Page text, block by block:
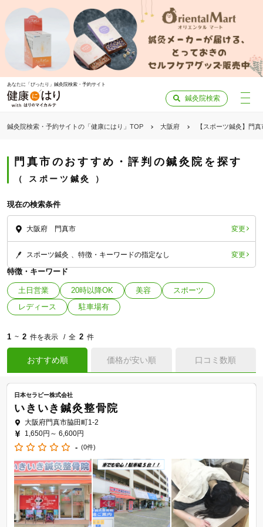
あなたに「ぴったり」鍼灸院検索・予約サイト
鍼灸院検索
鍼灸院検索・予約サイトの「健康にはり」TOP 大阪府 【スポーツ鍼灸】門
門真市のおすすめ・評判の鍼灸院を探す
スポーツ鍼灸
現在の検索条件
大阪府 門真市 変更
スポーツ鍼灸 特徴・キーワードの指定なし 変更
特徴・キーワード
土日営業 20時以降OK 美容
スポーツ
レディース
駐車場有
1 ~ 2 件を表示 全 2 件
おすすめ順 価格が安い順 口コミ数順
日本セラピー株式会社
いきいき鍼灸整骨院
大阪府門真市脇田町1-2
1,650円～ 6,600円
- (0件)
「健康にはりを見た」